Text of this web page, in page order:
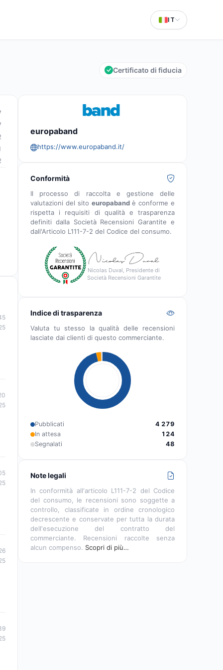
IT
Certificato di fiducia
europaband
https://www.europaband.it/
Conformità
Il processo di raccolta e gestione delle
valutazioni del sito europabandè conforme e
rispetta i requisiti di qualità e trasparenza
definiti dalla Società Recensioni Garantite e
dall'Articolo L111-7-2 del Codice del consumo.
Nicolas Duval, Presidente di
Società Recensioni Garantite
Indice di trasparenza
Valuta tu stesso la qualità delle recensioni
lasciate dai clienti di questo commerciante.
Pubblicati
4 279
In attesa
124
Segnalati
48
Note legali
In conformità all'articolo L111-7-2 del Codice
del consumo, le recensioni sono soggette a
controllo, classificate in ordine cronologico
decrescente e conservate per tutta la durata
dell'esecuzione del contratto del
commerciante. Recensioni raccolte senza
alcun compenso. Scopri di più…